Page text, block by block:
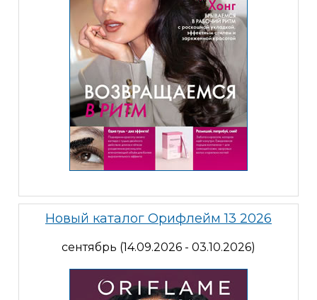
Новый каталог Орифлейм 13 2026
сентябрь (14.09.2026 - 03.10.2026)